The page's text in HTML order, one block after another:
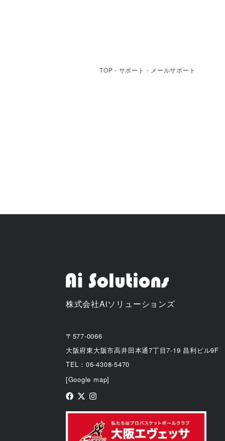
TOP - サポート - メールサポート
株式会社Aiソリューションズ
〒577-0066
大阪府東大阪市高井田本通7丁目7-19 昌利ビル9F
TEL：06-4308-5470
[Google map]